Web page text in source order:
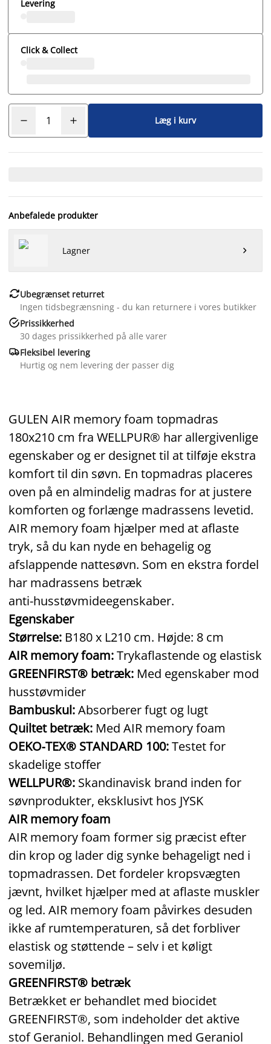
Levering
Click & Collect
Læg i kurv
Anbefalede produkter
Lagner 
Ubegrænset returret
Ingen tidsbegrænsning - du kan returnere i vores butikker
Prissikkerhed
30 dages prissikkerhed på alle varer
Fleksibel levering
Hurtig og nem levering der passer dig
GULEN AIR memory foam topmadras
180x210 cm fra WELLPUR® har allergivenlige
egenskaber og er designet til at tilføje ekstra
komfort til din søvn. En topmadras placeres
oven på en almindelig madras for at justere
komforten og forlænge madrassens levetid.
AIR memory foam hjælper med at aflaste
tryk, så du kan nyde en behagelig og
afslappende nattesøvn. Som en ekstra fordel
har madrassens betræk
anti‑husstøvmideegenskaber.
Egenskaber
Størrelse: B180 x L210 cm. Højde: 8 cm
AIR memory foam:Trykaflastende og elastisk
GREENFIRST® betræk: Med egenskaber mod
husstøvmider
Bambuskul:Absorberer fugt og lugt
Quiltet betræk: Med AIR memory foam
OEKO‑TEX® STANDARD 100:Testet for
skadelige stoffer
WELLPUR®: Skandinavisk brand inden for
søvnprodukter, eksklusivt hos JYSK
AIR memory foam
AIR memory foam former sig præcist efter
din krop og lader dig synke behageligt ned i
topmadrassen. Det fordeler kropsvægten
jævnt, hvilket hjælper med at aflaste muskler
og led. AIR memory foam påvirkes desuden
ikke af rumtemperaturen, så det forbliver
elastisk og støttende – selv i et køligt
sovemiljø.
GREENFIRST® betræk
Betrækket er behandlet med biocidet
GREENFIRST®, som indeholder det aktive
stof Geraniol. Behandlingen med Geraniol